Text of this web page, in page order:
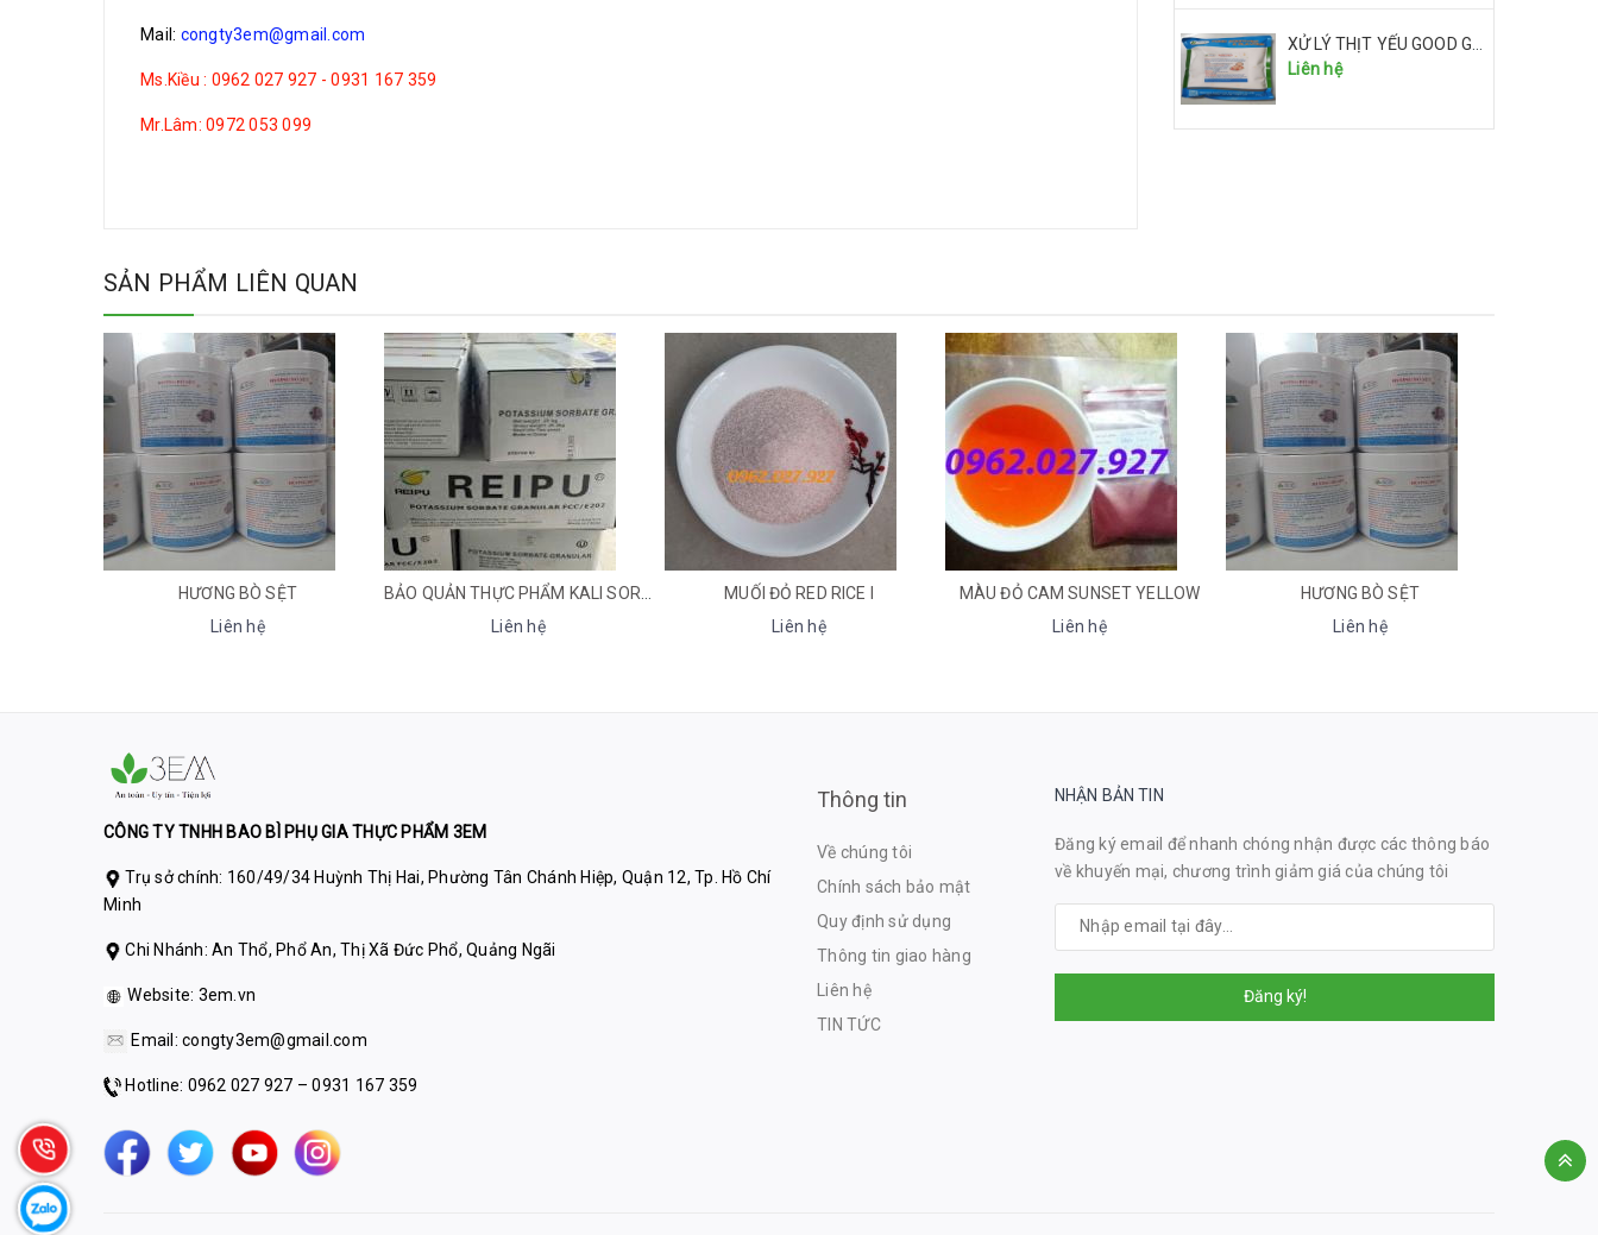
Mail: congty3em@gmail.com
Ms.Kiều : 0962 027 927 - 0931 167 359
Mr.Lâm: 0972 053 099
Liên hệ
SẢN PHẨM LIÊN QUAN
BẢO QUẢN THỰC PHẨM KALI SORBATE (POTASSIUM SORBATE) (INS 202)
MUỐI ĐỎ RED RICE I
MÀU ĐỎ CAM SUNSET YELLOW
HƯƠNG BÒ SỆT
CÔNG TY TNHH BAO BÌ PHỤ GIA THỰC PHẨM 3EM
Trụ sở chính: 160/49/34 Huỳnh Thị Hai, Phường Tân Chánh Hiệp, Quận 12, Tp. Hồ Chí
Minh
Chi Nhánh: An Thổ, Phổ An, Thị Xã Đức Phổ, Quảng Ngãi
Website: 3em.vn
Email: congty3em@gmail.com
Hotline: 0962 027 927 – 0931 167 359
Thông tin
Về chúng tôi
Chính sách bảo mật
Quy định sử dụng
Thông tin giao hàng
Liên hệ
TIN TỨC
NHẬN BẢN TIN
Đăng ký email để nhanh chóng nhận được các thông báo
về khuyến mại, chương trình giảm giá của chúng tôi
Đăng ký!